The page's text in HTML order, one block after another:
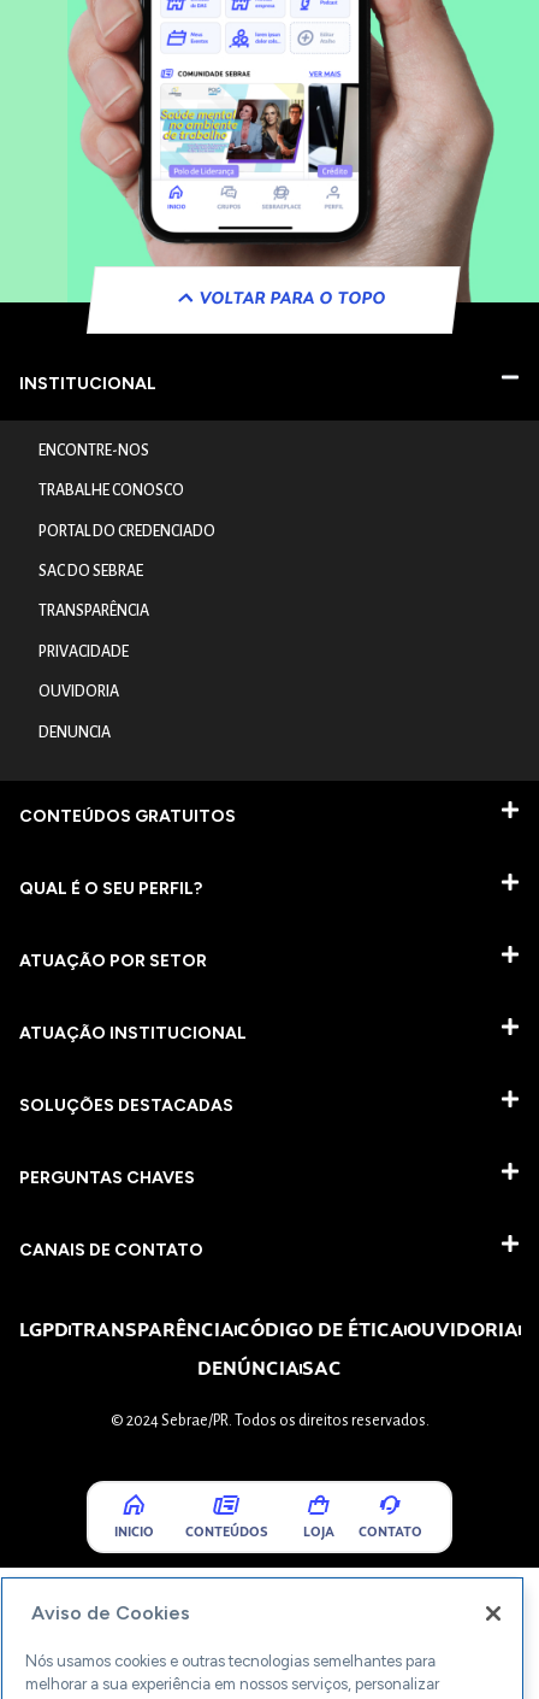
VOLTAR PARA O TOPO
INSTITUCIONAL
ENCONTRE-NOS
TRABALHE CONOSCO
PORTAL DO CREDENCIADO
SAC DO SEBRAE
TRANSPARÊNCIA
PRIVACIDADE
OUVIDORIA
DENUNCIA
CONTEÚDOS GRATUITOS
QUAL É O SEU PERFIL?
ATUAÇÃO POR SETOR
ATUAÇÃO INSTITUCIONAL
SOLUÇÕES DESTACADAS
PERGUNTAS CHAVES​
CANAIS DE CONTATO
LGPDTRANSPARÊNCIACÓDIGO DE ÉTICAOUVIDORIA
DENÚNCIASAC
© 2024 Sebrae/PR. Todos os direitos reservados.
INICIO CONTEÚDOS LOJA CONTATO
Aviso de Cookies
Nós usamos cookies e outras tecnologias semelhantes para
melhorar a sua experiência em nossos serviços, personalizar